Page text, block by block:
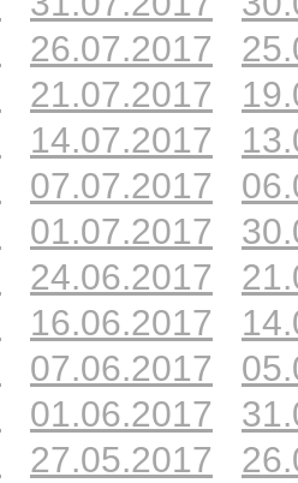
26.07.2017
21.07.2017
14.07.2017
07.07.2017
01.07.2017
24.06.2017
16.06.2017
07.06.2017
01.06.2017
27.05.2017